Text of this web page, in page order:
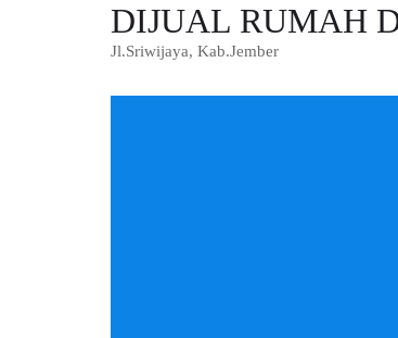
DIJUAL RUMAH
Jl.Sriwijaya, Kab.Jember